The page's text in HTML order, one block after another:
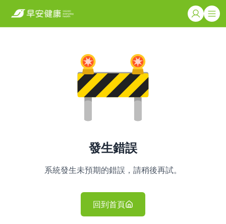
發生錯誤
系統發生未預期的錯誤，請稍後再試。
回到首頁